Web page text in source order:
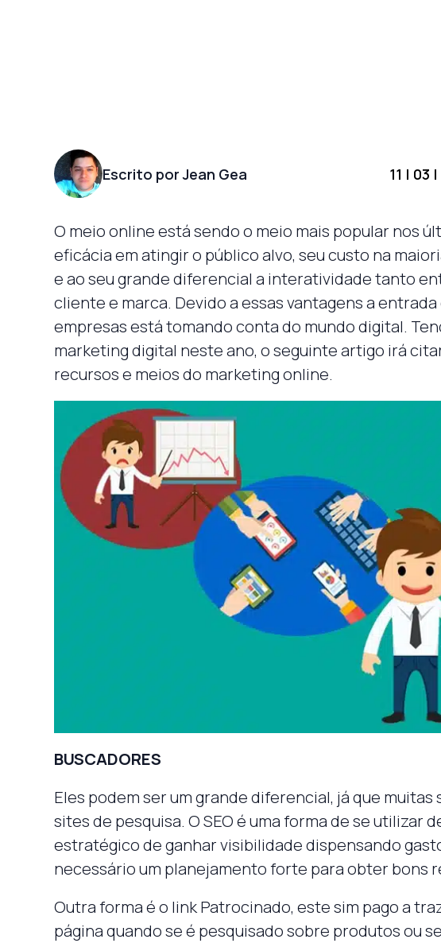
Escrito por Jean Gea 11 | 03
O meio online está sendo o meio mais popular nos
eficácia em atingir o público alvo, seu custo na
e ao seu grande diferencial a interatividade tanto
cliente e marca. Devido a essas vantagens a
empresas está tomando conta do mundo digital.
marketing digital neste ano, o seguinte artigo irá
recursos e meios do marketing online.
BUSCADORES
Eles podem ser um grande diferencial, já que muitas
sites de pesquisa. O SEO é uma forma de se utilizar
estratégico de ganhar visibilidade dispensando
necessário um planejamento forte para obter bons
Outra forma é o link Patrocinado, este sim pago a
página quando se é pesquisado sobre produtos ou